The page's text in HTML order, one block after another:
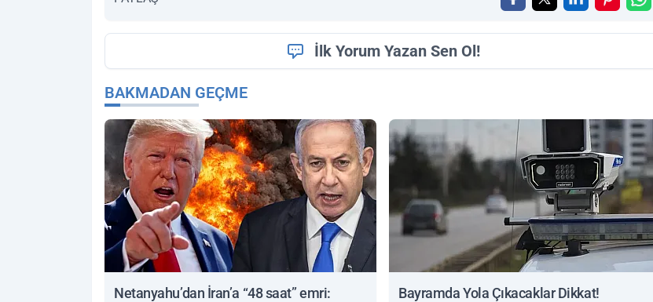
İlk Yorum Yazan Sen Ol!
BAKMADAN GEÇME
Netanyahu’dan İran’a “48 saat” emri:
Bayramda Yola Çıkacaklar Dikkat!